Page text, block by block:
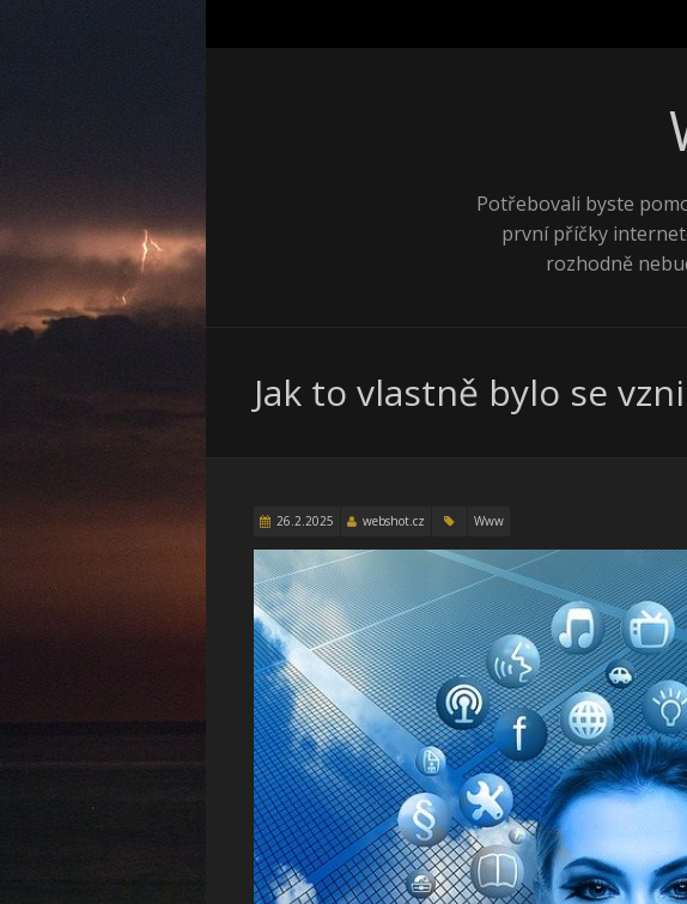
Potřebovali byste
první příčky
rozhodně
Jak to vlastně bylo se
26.2.2025 webshot.cz Www